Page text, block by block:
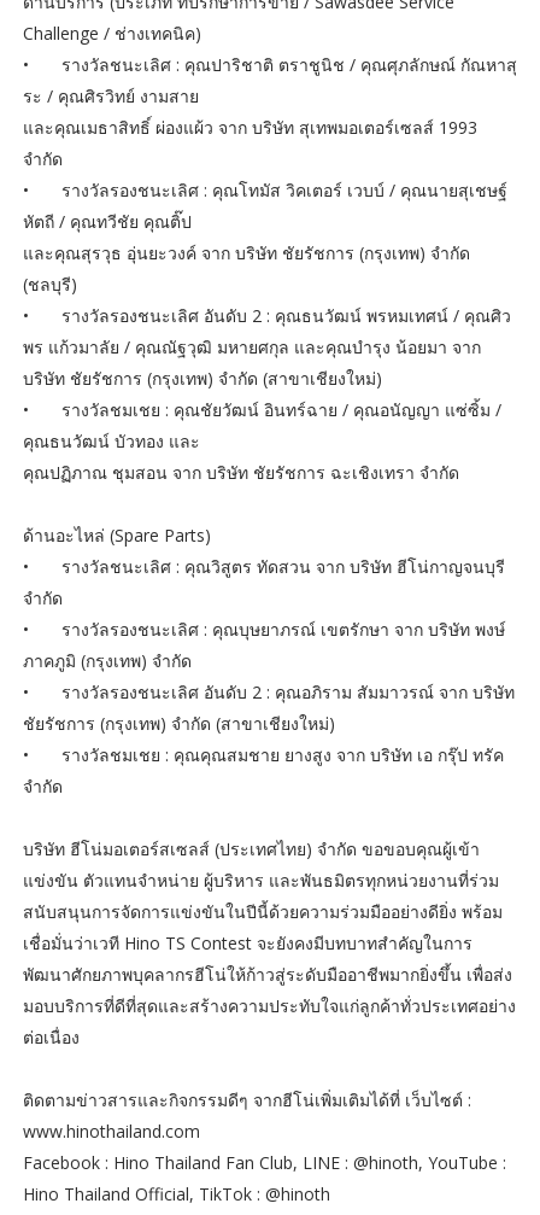
Challenge / ช่างเทคนิค)
•
รางวัลชนะเลิศ : คุณปาริชาติ ตราชูนิช / คุณศุภลักษณ์ กัณหาสุ
ระ / คุณศิรวิทย์ งามสาย
และคุณเมธาสิทธิ์ ผ่องแผ้ว จาก บริษัท สุเทพมอเตอร์เซลส์ 1993
จำกัด
•
รางวัลรองชนะเลิศ : คุณโทมัส วิคเตอร์ เวบบ์ / คุณนายสุเชษฐ์
หัตถี / คุณทวีชัย คุณติ๊ป
และคุณสุรวุธ อุ่นยะวงค์ จาก บริษัท ชัยรัชการ (กรุงเทพ) จำกัด
(ชลบุรี)
•
รางวัลรองชนะเลิศ อันดับ 2 : คุณธนวัฒน์ พรหมเทศน์ / คุณศิว
พร แก้วมาลัย / คุณณัฐวุฒิ มหายศกุล และคุณบำรุง น้อยมา จาก
บริษัท ชัยรัชการ (กรุงเทพ) จำกัด (สาขาเชียงใหม่)
•
รางวัลชมเชย : คุณชัยวัฒน์ อินทร์ฉาย / คุณอนัญญา แซ่ซิ้ม /
คุณธนวัฒน์ บัวทอง และ
คุณปฏิภาณ ชุมสอน จาก บริษัท ชัยรัชการ ฉะเชิงเทรา จำกัด
ด้านอะไหล่ (Spare Parts)
•
รางวัลชนะเลิศ : คุณวิสูตร ทัดสวน จาก บริษัท ฮีโน่กาญจนบุรี
จำกัด
•
รางวัลรองชนะเลิศ : คุณบุษยาภรณ์ เขตรักษา จาก บริษัท พงษ์
ภาคภูมิ (กรุงเทพ) จำกัด
•
รางวัลรองชนะเลิศ อันดับ 2 : คุณอภิราม สัมมาวรณ์ จาก บริษัท
ชัยรัชการ (กรุงเทพ) จำกัด (สาขาเชียงใหม่)
•
รางวัลชมเชย : คุณคุณสมชาย ยางสูง จาก บริษัท เอ กรุ๊ป ทรัค
จำกัด
บริษัท ฮีโน่มอเตอร์สเซลส์ (ประเทศไทย) จำกัด ขอขอบคุณผู้เข้า
แข่งขัน ตัวแทนจำหน่าย ผู้บริหาร และพันธมิตรทุกหน่วยงานที่ร่วม
สนับสนุนการจัดการแข่งขันในปีนี้ด้วยความร่วมมืออย่างดียิ่ง พร้อม
เชื่อมั่นว่าเวที Hino TS Contest จะยังคงมีบทบาทสำคัญในการ
พัฒนาศักยภาพบุคลากรฮีโน่ให้ก้าวสู่ระดับมืออาชีพมากยิ่งขึ้น เพื่อส่ง
มอบบริการที่ดีที่สุดและสร้างความประทับใจแก่ลูกค้าทั่วประเทศอย่าง
ต่อเนื่อง
ติดตามข่าวสารและกิจกรรมดีๆ จากฮีโน่เพิ่มเติมได้ที่ เว็บไซต์ :
www.hinothailand.com
Facebook : Hino Thailand Fan Club, LINE : @hinoth, YouTube :
Hino Thailand Official, TikTok : @hinoth